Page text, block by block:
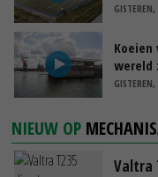
wereld
NIEUW OP
Valtra